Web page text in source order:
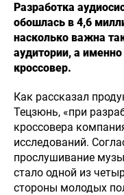
Разработка
обошлась в 4,6
насколько важна
аудитории, а
кроссовер.
Как рассказал
Тецзюнь, «при
кроссовера
исследований.
прослушивание
стало одной из
стороны молодых